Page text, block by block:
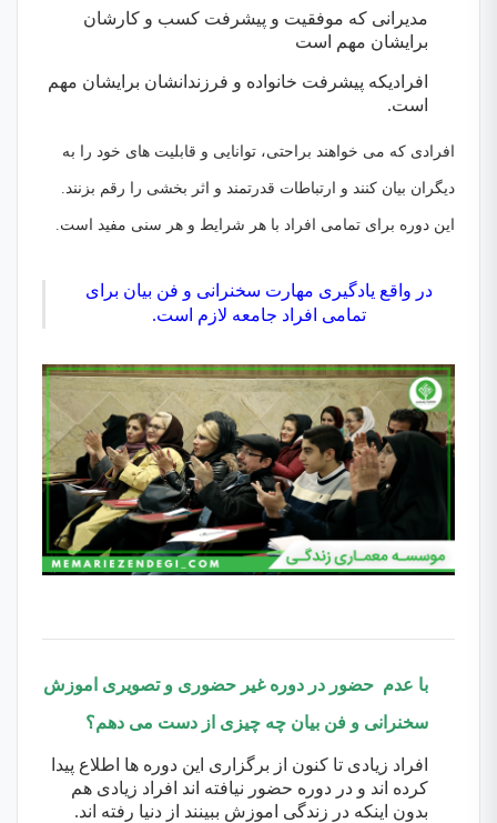
مدیرانی که موفقیت و پیشرفت کسب و کارشان
برایشان مهم است
افرادیکه پیشرفت خانواده و فرزندانشان برایشان مهم
است.
افرادی که می خواهند براحتی، توانایی و قابلیت های خود را به
دیگران بیان کنند و ارتباطات قدرتمند و اثر بخشی را رقم بزنند.
این دوره برای تمامی افراد با هر شرایط و هر سنی مفید است.
در واقع یادگیری مهارت سخنرانی و فن بیان برای
تمامی افراد جامعه لازم است.
با عدم حضور در دوره غیر حضوری و تصویری اموزش
سخنرانی و فن بیان چه چیزی از دست می دهم؟
افراد زیادی تا کنون از برگزاری این دوره ها اطلاع پیدا
کرده اند و در دوره حضور نیافته اند افراد زیادی هم
بدون اینکه در زندگی اموزش ببینند از دنیا رفته اند.